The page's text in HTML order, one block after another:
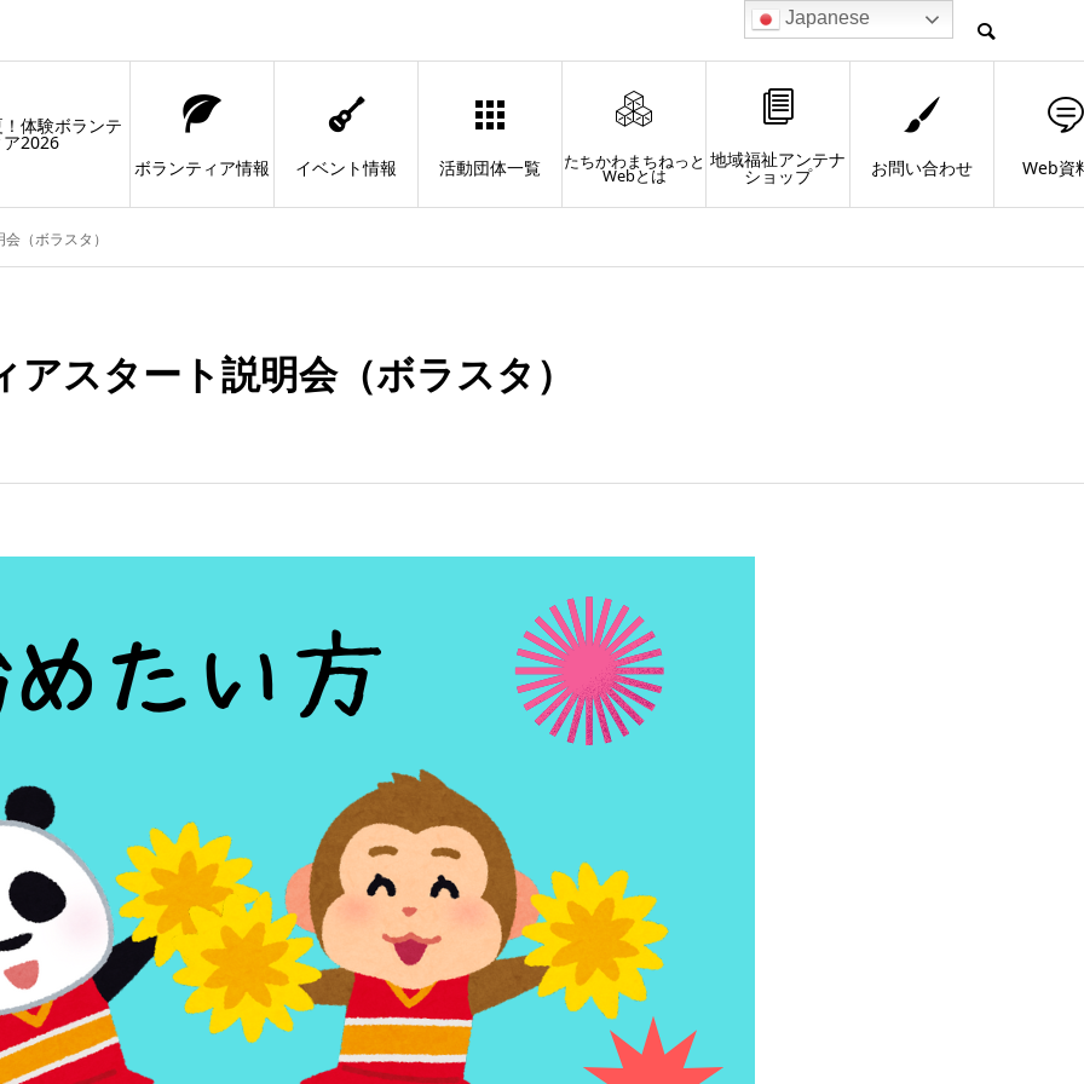
体験ボランテ
ア2026
ボランティア情報
イベント情報 活動団体一覧 たちかわまちねっと
Webとは
地域福祉アンテナ
ショップ お問い合わせ Web資
（ボラスタ）
アスタート説明会（ボラスタ）
Japanese